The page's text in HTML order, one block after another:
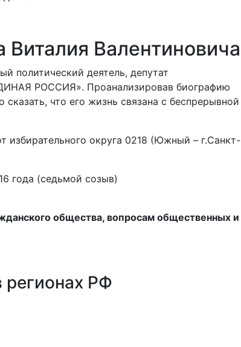
Валентиновича
политический деятель, депутат
РОССИЯ». Проанализировав биографию
что его жизнь связана с беспрерывной
избирательного округа 0218 (Южный – г.Санкт-
года (седьмой созыв)
общества, вопросам общественных и
регионах РФ